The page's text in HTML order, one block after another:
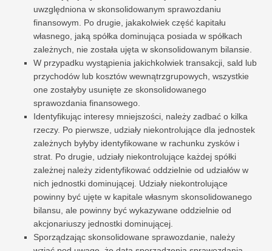
uwzględniona w skonsolidowanym sprawozdaniu
finansowym. Po drugie, jakakolwiek część kapitału
własnego, jaką spółka dominująca posiada w spółkach
zależnych, nie została ujęta w skonsolidowanym bilansie.
W przypadku wystąpienia jakichkolwiek transakcji, sald lub
przychodów lub kosztów wewnątrzgrupowych, wszystkie
one zostałyby usunięte ze skonsolidowanego
sprawozdania finansowego.
Identyfikując interesy mniejszości, należy zadbać o kilka
rzeczy. Po pierwsze, udziały niekontrolujące dla jednostek
zależnych byłyby identyfikowane w rachunku zysków i
strat. Po drugie, udziały niekontrolujące każdej spółki
zależnej należy zidentyfikować oddzielnie od udziałów w
nich jednostki dominującej. Udziały niekontrolujące
powinny być ujęte w kapitale własnym skonsolidowanego
bilansu, ale powinny być wykazywane oddzielnie od
akcjonariuszy jednostki dominującej.
Sporządzając skonsolidowane sprawozdanie, należy